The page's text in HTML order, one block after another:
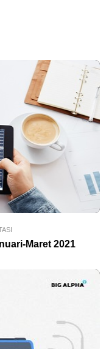
Maret 2021